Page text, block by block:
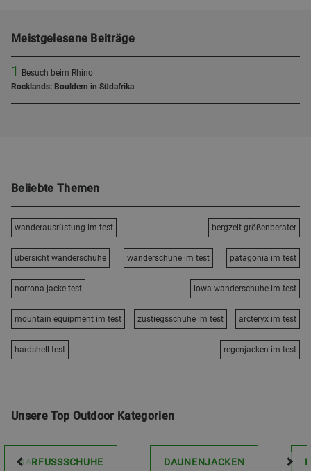
Meistgelesene Beiträge
1
Besuch beim Rhino
Rocklands: Bouldern in Südafrika
Beliebte Themen
wanderausrüstung im test bergzeit größenberater
übersicht wanderschuhe wanderschuhe im test patagonia im test
norrona jacke test lowa wanderschuhe im test
mountain equipment im test zustiegsschuhe im test arcteryx im test
hardshell test regenjacken im test
Unsere Top Outdoor Kategorien
BARFUSSSCHUHE DAUNENJACKEN